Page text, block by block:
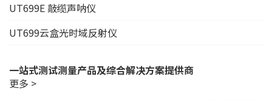
UT699E 敲缆声呐仪
UT699云盒光时域反射仪
一站式测试测量产品及综合解决方案提供商
更多 >